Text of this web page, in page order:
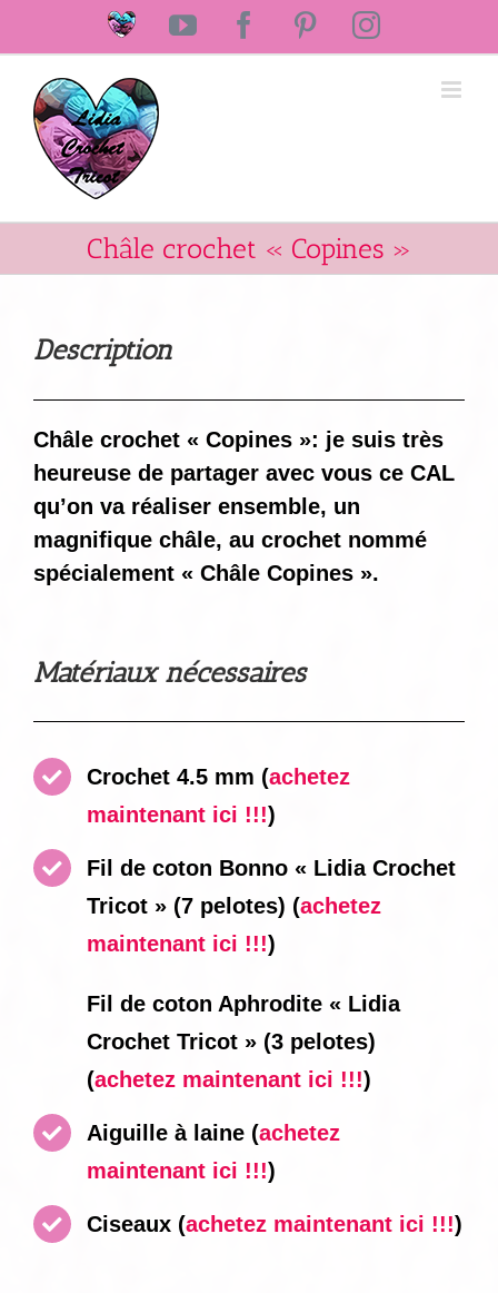
au
contenu
Laine
Lidia
Crochet
Tricot
YouTubeFacebookPinterestInstagram
Châle crochet « Copines »
Description
Châle crochet « Copines »: je suis très
heureuse de partager avec vous ce CAL
qu’on va réaliser ensemble, un
magnifique châle, au crochet nommé
spécialement « Châle Copines ».
Matériaux nécessaires
Crochet 4.5 mm (achetez
maintenant ici !!!)
Fil de coton Bonno « Lidia Crochet
Tricot » (7 pelotes) (achetez
maintenant ici !!!)
Fil de coton Aphrodite « Lidia
Crochet Tricot » (3 pelotes)
(achetez maintenant ici !!!)
Aiguille à laine (achetez
maintenant ici !!!)
Ciseaux (achetez maintenant ici !!!)